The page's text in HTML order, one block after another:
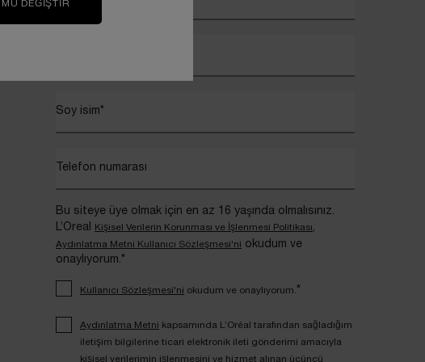
Soy isim*
Telefon numarası
Bu siteye üye olmak için en az 16 yaşında olmalısınız.
L’Oreal
Kişisel Verilerin Korunması ve İşlenmesi Politikası,
Aydınlatma Metni Kullanıcı Sözleşmesi'ni okudum ve
onaylıyorum.*
Kullanıcı Sözleşmesi'ni okudum ve onaylıyorum. *
Aydınlatma Metni kapsamında L’Oréal tarafından sağladığım
iletişim bilgilerine ticari elektronik ileti gönderimi amacıyla
kişisel verilerimin işlenmesini ve hizmet alınan üçüncü
DEĞIŞTIR